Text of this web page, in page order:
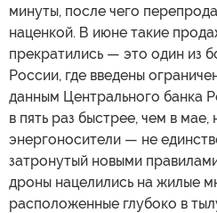
минуты, после чего
наценкой. В июне такие
прекратились — это один из
России, где введены
данным Центрального банка
в пять раз быстрее, чем в мае,
энергоносители — не
затронутый новыми
дроны нацелились на жилые
расположенные глубоко в